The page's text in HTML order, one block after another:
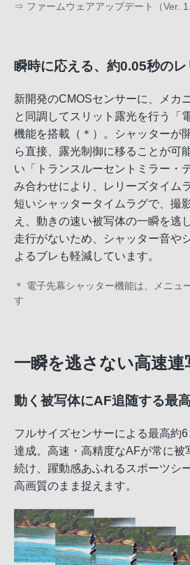
⇒ ファームウェアアップデート（Ver.
瞬時に応える、約0.05秒の
新開発のCMOSセンサーに、メカ
と同調してスリット露光を行う「
機能を搭載（＊）。シャッターが
ら直接、露光制御に移ることが可
い「トランスルーセントミラー・
み合わせにより、レリーズタイム
短いシャッタータイムラグで、撮
え、動きの速い被写体の一瞬を逃
走行がないため、シャッター音や
よるブレも軽減しています。
＊ 電子先幕シャッター機能は、メニュ
す
一瞬を逃さない高速連
動く被写体にAF追随する最
フルサイズセンサーによる最高約
達成。高速・高精度なAFが常に被
続け、躍動感あふれるスポーツシ
高画質のまま捉えます。